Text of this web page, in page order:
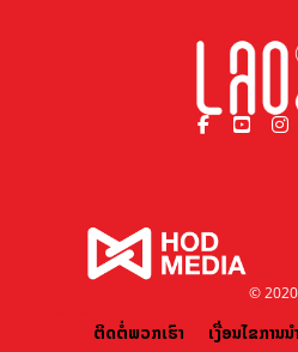
©
ຕິດຕໍ່ພວກເຮົາ ເງື່ອນໄຂການນ